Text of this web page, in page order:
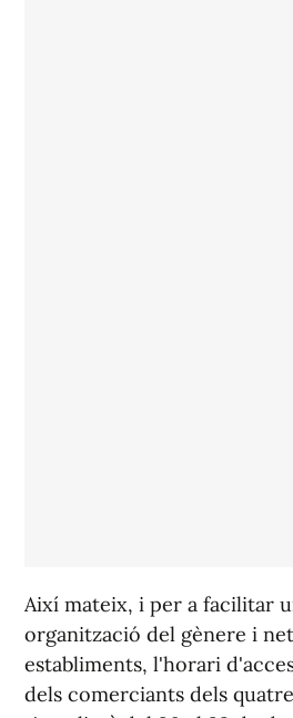
Així mateix, i per a facilitar
organització del gènere i
establiments, l'horari
dels comerciants dels